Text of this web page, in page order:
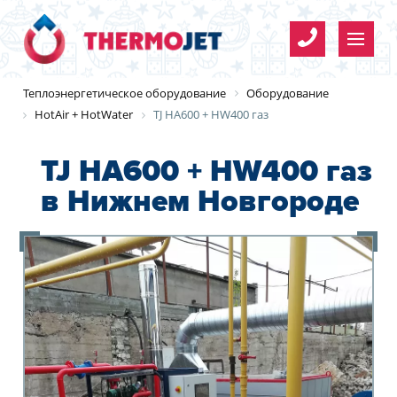
Теплоэнергетическое оборудование
Оборудование
HotAir + HotWater
TJ HA600 + HW400 газ
TJ HA600 + HW400 газ
в Нижнем Новгороде
Имя*
Телефон*
E-mail
Согласие на обработку
персональных данных
Y
*
Телефон*
E-mail
Организация
*
Имя*
Телефон*
E-mail